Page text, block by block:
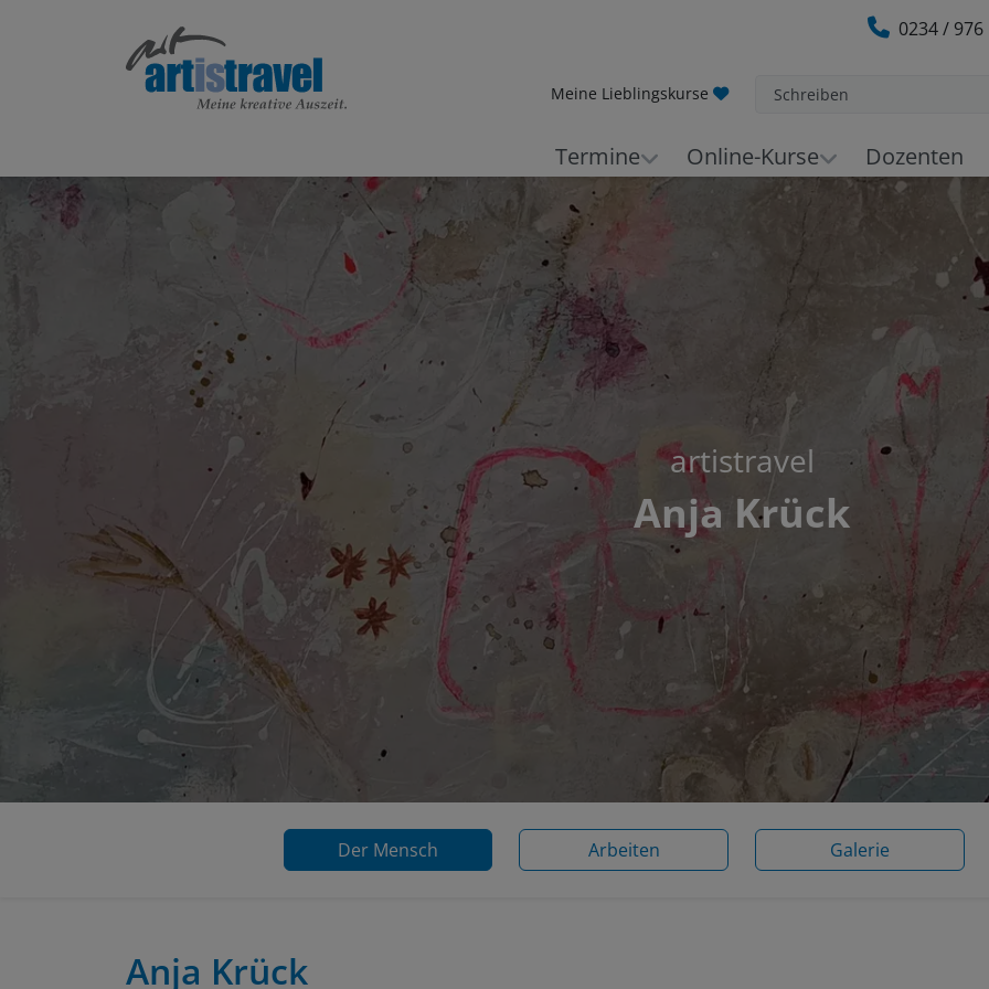
0234 / 976
Meine Lieblingskurse Schreiben
Termine Online-Kurse Dozenten
artistravel
Anja Krück
Der Mensch Arbeiten Galerie
Anja Krück